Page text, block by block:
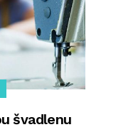
švadlenu